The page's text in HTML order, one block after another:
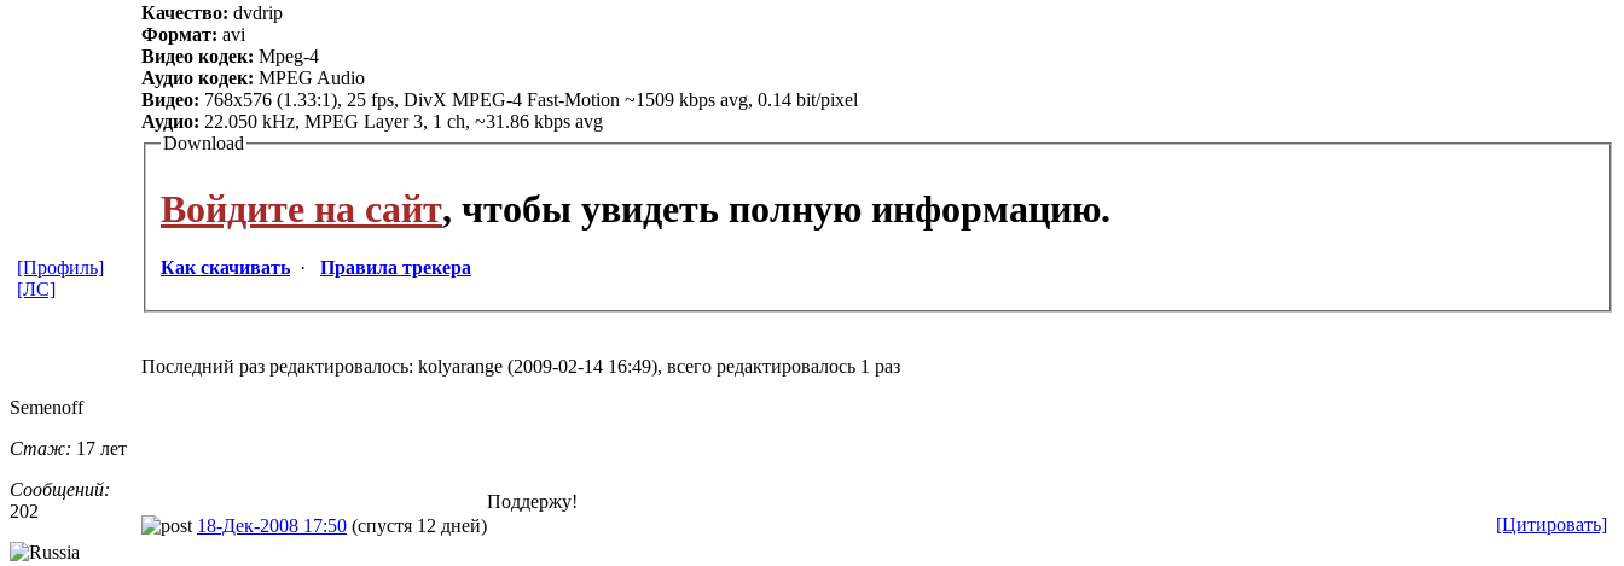
Качество: dvdrip
Формат: avi
Видео кодек: Mpeg-4
Аудио кодек: MPEG Audio
Видео: 768x576 (1.33:1), 25 fps, DivX MPEG-4 Fast-Motion ~1509 kbps avg, 0.14 bit/pixel
Аудио: 22.050 kHz, MPEG Layer 3, 1 ch, ~31.86 kbps avg
Download
Войдите на сайт, чтобы увидеть полную информацию.
Как скачивать · Правила трекера
Последний раз редактировалось: kolyarange (2009-02-14 16:49), всего редактировалось 1 раз
[Профиль]
[ЛС]
Semenoff
Стаж: 17 лет
Сообщений:
202
18-Дек-2008 17:50 (спустя 12 дней) [Цитировать]
Поддержу!